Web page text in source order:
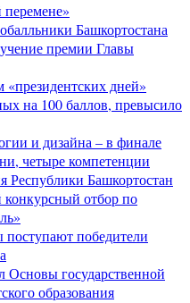
Башкортостана
премии Главы
дней»
на 100 баллов, превысило
и дизайна – в финале
четыре компетенции
Республики Башкортостан
конкурсный отбор по
победители
Основы государственной
образования